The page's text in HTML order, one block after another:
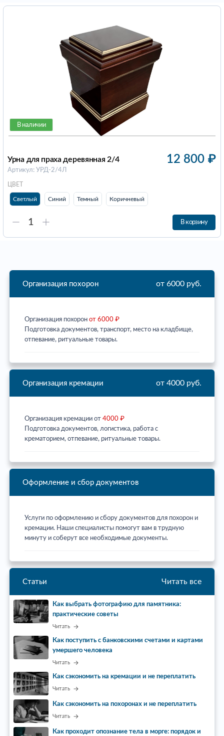
В наличии
Урна для праха деревянная 2/4
Артикул: УРД-2/4Л
12 800 ₽
ЦВЕТ
Светлый Синий Темный Коричневый
В корзину
Организация похорон от 6000 руб.
Организация похорон от 6000 ₽
Подготовка документов, транспорт, место на кладбище,
отпевание, ритуальные товары.
Организация кремации от 4000 руб.
Организация кремации от 4000 ₽
Подготовка документов, логистика, работа с
крематорием, отпевание, ритуальные товары.
Оформление и сбор документов
Услуги по оформлению и сбору документов для похорон и
кремации. Наши специалисты помогут вам в трудную
минуту и соберут все необходимые документы.
Статьи Читать все
Как выбрать фотографию для памятника:
практические советы
Читать
Как поступить с банковскими счетами и картами
умершего человека
Читать
Как сэкономить на кремации и не переплатить
Читать
Как сэкономить на похоронах и не переплатить
Читать
Как проходит опознание тела в морге: порядок и